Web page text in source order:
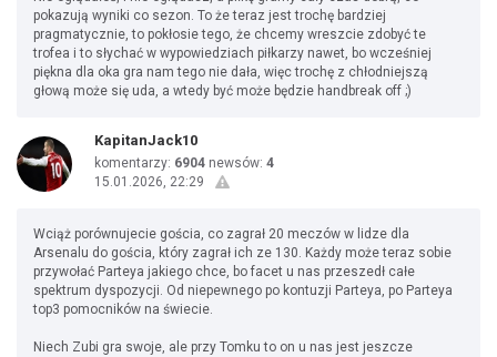
pokazują wyniki co sezon. To że teraz jest trochę bardziej
pragmatycznie, to pokłosie tego, że chcemy wreszcie zdobyć te
trofea i to słychać w wypowiedziach piłkarzy nawet, bo wcześniej
piękna dla oka gra nam tego nie dała, więc trochę z chłodniejszą
głową może się uda, a wtedy być może będzie handbreak off ;)
KapitanJack10
komentarzy: 6904 newsów: 4
15.01.2026, 22:29
Wciąż porównujecie gościa, co zagrał 20 meczów w lidze dla
Arsenalu do gościa, który zagrał ich ze 130. Każdy może teraz sobie
przywołać Parteya jakiego chce, bo facet u nas przeszedł całe
spektrum dyspozycji. Od niepewnego po kontuzji Parteya, po Parteya
top3 pomocników na świecie.
Niech Zubi gra swoje, ale przy Tomku to on u nas jest jeszcze